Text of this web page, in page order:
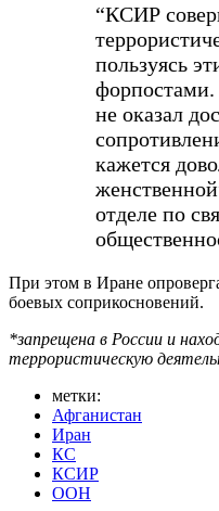
“КСИР
пользуясь
не оказал
кажется
отделе по
При этом в Иране
боевых соприкосновений.
*запрещена в России и
террористическую
метки:
Афганистан
Иран
КС
КСИР
ООН